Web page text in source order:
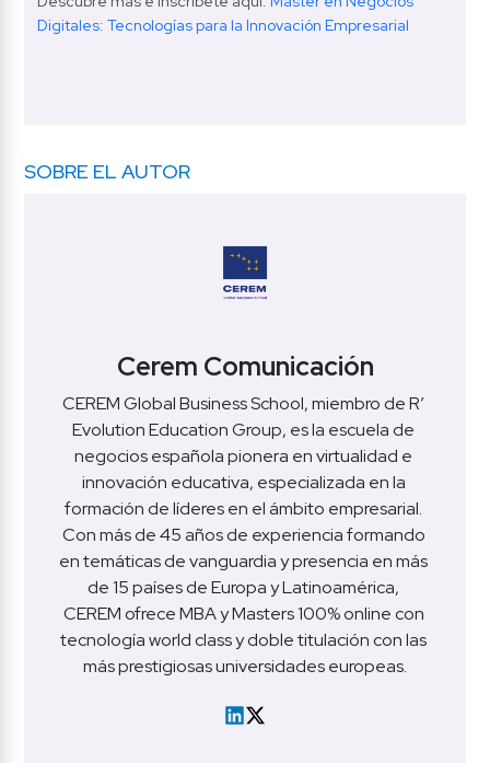
Digitales: Tecnologías para la Innovación Empresarial
SOBRE EL AUTOR
Cerem Comunicación
CEREM Global Business School, miembro de R’
Evolution Education Group, es la escuela de
negocios española pionera en virtualidad e
innovación educativa, especializada en la
formación de líderes en el ámbito empresarial.
Con más de 45 años de experiencia formando
en temáticas de vanguardia y presencia en más
de 15 países de Europa y Latinoamérica,
CEREM ofrece MBA y Masters 100% online con
tecnología world class y doble titulación con las
más prestigiosas universidades europeas.